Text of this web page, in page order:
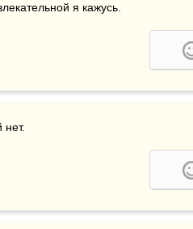
я кажусь.
нет.